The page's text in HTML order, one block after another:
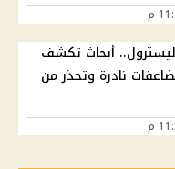
أبحاث تكشف
نادرة وتحذر من